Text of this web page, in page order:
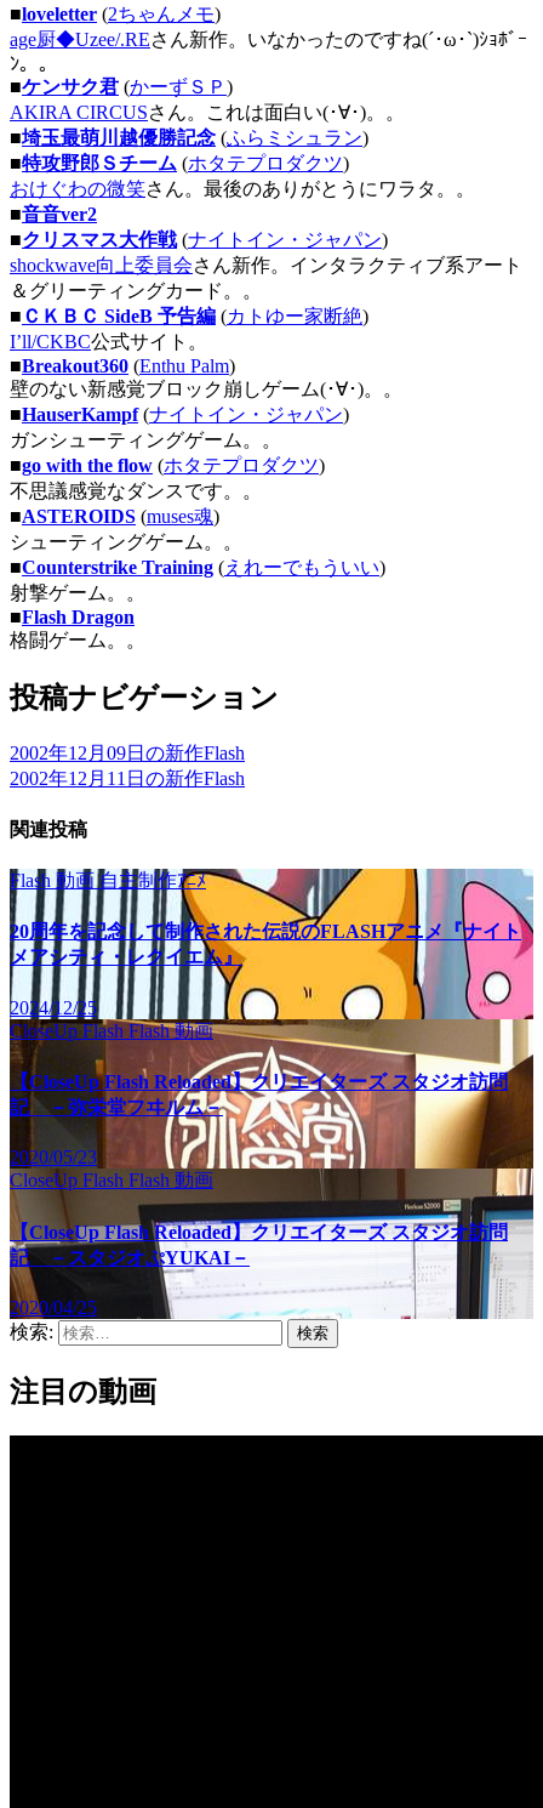
■loveletter (2ちゃんメモ)
age厨◆Uzee/.REさん新作。いなかったのですね(´･ω･`)ｼｮﾎﾞｰ
ﾝ。。
■ケンサク君 (かーずＳＰ )
AKIRA CIRCUSさん。これは面白い(･∀･)。。
■埼玉最萌川越優勝記念 (ふらミシュラン)
■特攻野郎Ｓチーム (ホタテプロダクツ)
おけぐわの微笑さん。最後のありがとうにワラタ。。
■音音ver2
■クリスマス大作戦(ナイトイン・ジャパン)
shockwave向上委員会さん新作。インタラクティブ系アート
＆グリーティングカード。。
■ ＣＫＢＣ SideB 予告編 (カトゆー家断絶)
I’ll/CKBC公式サイト。
■Breakout360 (Enthu Palm)
壁のない新感覚ブロック崩しゲーム(･∀･)。。
■HauserKampf(ナイトイン・ジャパン)
ガンシューティングゲーム。。
■go with the flow (ホタテプロダクツ)
不思議感覚なダンスです。。
■ASTEROIDS (muses魂)
シューティングゲーム。。
■Counterstrike Training (えれーでもういい)
射撃ゲーム。。
■Flash Dragon
格闘ゲーム。。
投稿ナビゲーション
2002年12月09日の新作Flash
2002年12月11日の新作Flash
関連投稿
Flash 動画自主制作ｱﾆﾒ
20周年を記念して制作された伝説のFLASHアニメ『ナイト
メアシティ・レクイエム』
2024/12/25
CloseUp FlashFlash動画
【CloseUp Flash Reloaded】クリエイターズ スタジオ訪問
記 －弥栄堂フヰルム－
2020/05/23
CloseUp Flash Flash 動画
【CloseUp Flash Reloaded】クリエイターズ スタジオ訪問
記 －スタジオぷYUKAI－
2020/04/25
検索:
注目の動画